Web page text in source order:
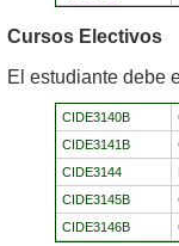
Cursos Electivos
El estudiante debe
CIDE3140B
CIDE3141B
CIDE3144
CIDE3145B
CIDE3146B